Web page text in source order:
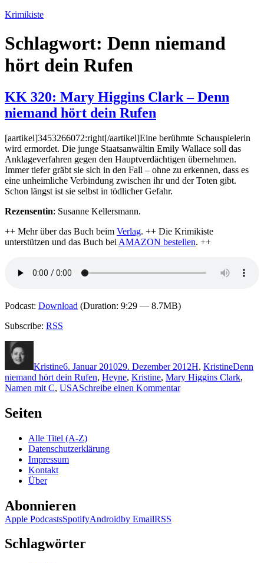
Zum
springen
Krimikiste
Schlagwort: Denn niemand
hört dein Rufen
KK 320: Mary Higgins Clark – Denn
niemand hört dein Rufen
[aartikel]3453266072:right[/aartikel]Eine berühmte Schauspielerin
wird ermordet. Die junge Staatsanwältin Emily Wallace soll das
Anklageverfahren gegen den Hauptverdächtigen übernehmen.
Immer tiefer gräbt sie sich in den Fall – ohne zu erkennen, dass es
eine unheimliche Verbindung zwischen ihr und der Toten gibt.
Schon längst ist sie selbst in tödlicher Gefahr.
Rezensentin: Susanne Kellersmann.
++ Mehr über das Buch beim Verlag. ++ Die Krimikiste
unterstützen und das Buch bei AMAZON bestellen. ++
Podcast: Download (Duration: 9:29 — 8.7MB)
Subscribe: RSS
Kristine6. Januar 201029. Dezember 2012H, KristineDenn
niemand hört dein Rufen, Heyne, Kristine, Mary Higgins Clark,
Namen mit C, USASchreibe einen Kommentarzu
Seiten
Alle Titel (A-Z)
Datenschutzerklärung
Impressum
Kontakt
Über
Abonnieren
Apple PodcastsSpotifyAndroidby EmailRSS
Schlagwörter